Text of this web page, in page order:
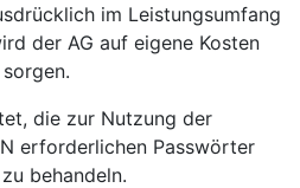
im Leistungsumfang
der AG auf eigene Kosten
die zur Nutzung der
erforderlichen Passwörter
behandeln.